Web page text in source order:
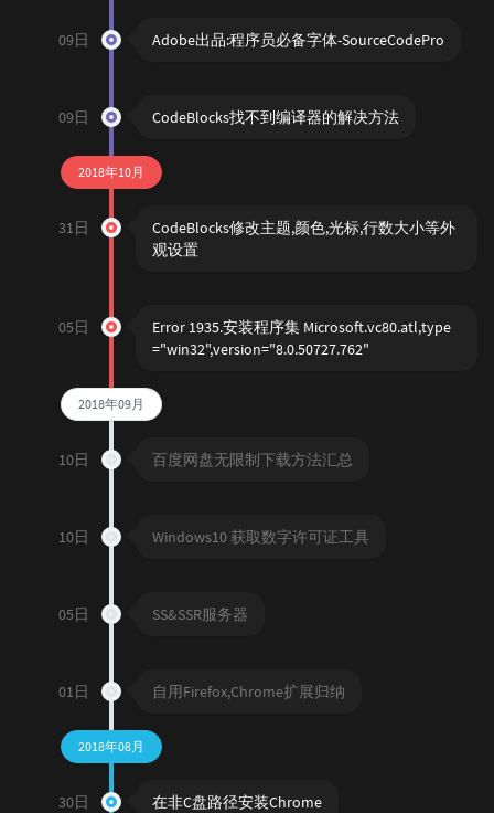
09日 Adobe出品:程序员必备字体-SourceCodePro
09日 CodeBlocks找不到编译器的解决方法
2018年10月
31日
CodeBlocks修改主题,颜色,光标,行数大小等外
观设置
05日
Error 1935.安装程序集 Microsoft.vc80.atl,type
="win32",version="8.0.50727.762"
2018年09月
10日 百度网盘无限制下载方法汇总
10日 Windows10 获取数字许可证工具
05日 SS&SSR服务器
01日 自用Firefox,Chrome扩展归纳
2018年08月
30日 在非C盘路径安装Chrome